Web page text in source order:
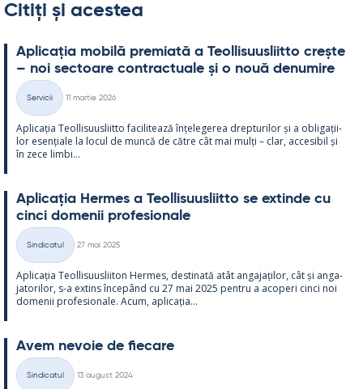
Citiți și acestea
Aplicația mo­bilă pre­miată a Teol­li­suus­liitto crește
– noi sec­toare cont­rac­tuale și o nouă de­nu­mire
Categorii
Servicii
11 martie 2026
Aplicația Teol­li­suus­liitto faci­li­tează înțe­le­ge­rea drep­tu­ri­lor și a obli­gații­
lor esențiale la locul de muncă de către cât mai mulți – clar, acce­si­bil și
în zece limbi...
Aplicația Her­mes a Teol­li­suus­liitto se ex­tinde cu
cinci do­me­nii pro­fe­sio­nale
Categorii
Sindicatul
27 mai 2025
Aplicația Teol­li­suus­lii­ton Her­mes, des­ti­nată atât an­ga­jați­lor, cât și an­ga­
ja­to­ri­lor, s-a ex­tins începând cu 27 mai 2025 pentru a aco­peri cinci noi
do­me­nii pro­fe­sio­nale. Acum, aplicația...
Avem ne­voie de fiecare
Categorii
Sindicatul
13 august 2024